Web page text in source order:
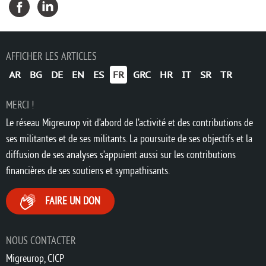
AFFICHER LES ARTICLES
AR BG DE EN ES FR GRC HR IT SR TR
NOUS CONTACTER
Migreurop, CICP
MERCI !
Le réseau Migreurop vit d’abord de l’activité et des contributions de
ses militantes et de ses militants. La poursuite de ses objectifs et la
diffusion de ses analyses s’appuient aussi sur les contributions
financières de ses soutiens et sympathisants.
FAIRE UN DON